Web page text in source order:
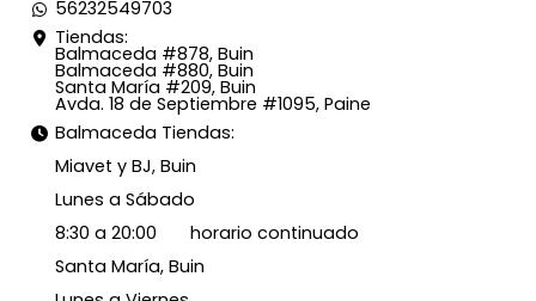
56232549703
Tiendas:
Balmaceda #878, Buin
Balmaceda #880, Buin
Santa María #209, Buin
Avda. 18 de Septiembre #1095, Paine
Balmaceda Tiendas:
Miavet y BJ, Buin
Lunes a Sábado
8:30 a 20:00 horario continuado
Santa María, Buin